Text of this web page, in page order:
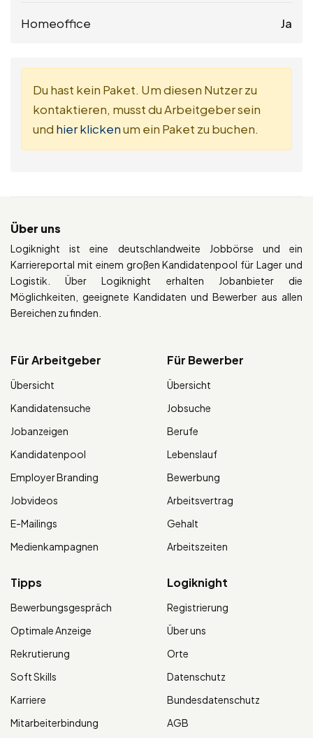
Homeoffice Ja
Du hast kein Paket. Um diesen Nutzer zu
kontaktieren, musst du Arbeitgeber sein
und hier klickenum ein Paket zu buchen.
Über uns
Logiknight ist eine deutschlandweite Jobbörse und ein
Karriereportal mit einem großen Kandidatenpool für Lager und
Logistik. Über Logiknight erhalten Jobanbieter die
Möglichkeiten, geeignete Kandidaten und Bewerber aus allen
Bereichen zu finden.
Für Arbeitgeber
Übersicht
Kandidatensuche
Jobanzeigen
Kandidatenpool
Employer Branding
Jobvideos
E-Mailings
Medienkampagnen
Für Bewerber
Übersicht
Jobsuche
Berufe
Lebenslauf
Bewerbung
Arbeitsvertrag
Gehalt
Arbeitszeiten
Tipps
Bewerbungsgespräch
Optimale Anzeige
Rekrutierung
Soft Skills
Karriere
Mitarbeiterbindung
Logiknight
Registrierung
Über uns
Orte
Datenschutz
Bundesdatenschutz
AGB